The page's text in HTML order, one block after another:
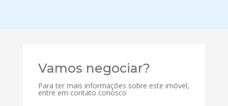
Vamos negociar?
Para ter mais informações sobre este imóvel,
entre em contato conosco